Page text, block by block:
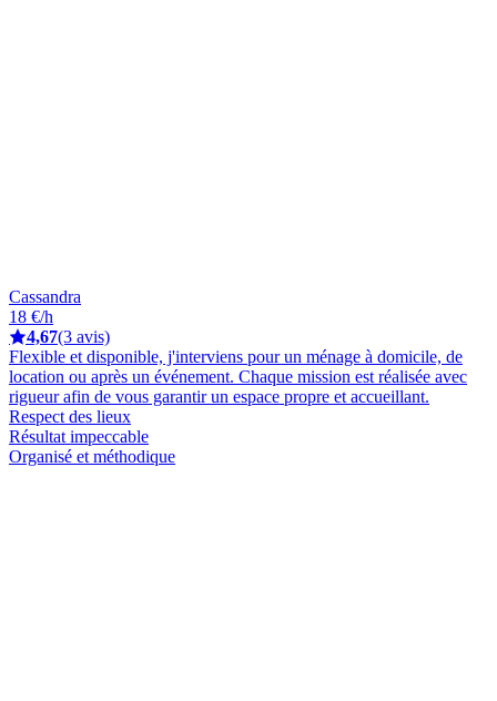
Cassandra
18 €/h
4,67(3 avis)
Flexible et disponible, j'interviens pour un ménage à domicile, de
location ou après un événement. Chaque mission est réalisée avec
rigueur afin de vous garantir un espace propre et accueillant.
Respect des lieux
Résultat impeccable
Organisé et méthodique